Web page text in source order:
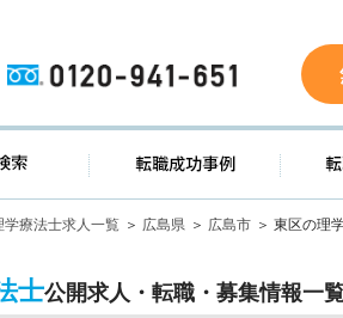
0120-941-651
求人検索 転職成
学療法士求人一覧 広島県 広島市 東区の理
士公開求人・転職・募集情報一